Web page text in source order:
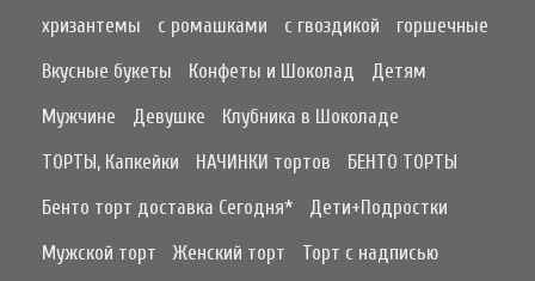
хризантемы
с ромашками с гвоздикой
горшечные
Вкусные букеты
Конфеты и Шоколад
Детям
Мужчине
Девушке
Клубника в Шоколаде
ТОРТЫ, Капкейки
НАЧИНКИ тортов
БЕНТО ТОРТЫ
Бенто торт доставка Сегодня*
Дети+Подростки
Мужской торт
Женский торт
Торт с надписью